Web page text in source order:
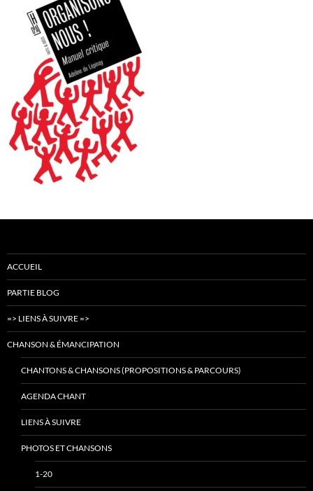
ACCUEIL
PARTIE BLOG
=> LIENS À SUIVRE =>
CHANSON & ÉMANCIPATION
CHANTONS & CHANSONS (PROPOSITIONS & PARCOURS)
AGENDA CHANT
LIENS À SUIVRE
PHOTOS ET CHANSONS
1-20